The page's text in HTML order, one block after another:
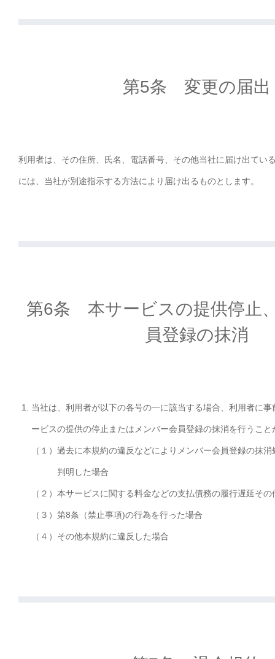
第5条 変更の届出
利用者は、その住所、氏名、電話番号、その他当社に届け出てい
には、当社が別途指示する方法により届け出るものとします。
第6条 本サービスの提供停止
員登録の抹消
当社は、利用者が以下の各号の一に該当する場合、利用者に
ービスの提供の停止またはメンバー会員登録の抹消を行うこ
（１） 過去に本規約の違反などによりメンバー会員登録の抹
判明した場合
（２） 本サービスに関する料金などの支払債務の履行遅延そ
（３） 第8条（禁止事項)の行為を行った場合
（４） その他本規約に違反した場合